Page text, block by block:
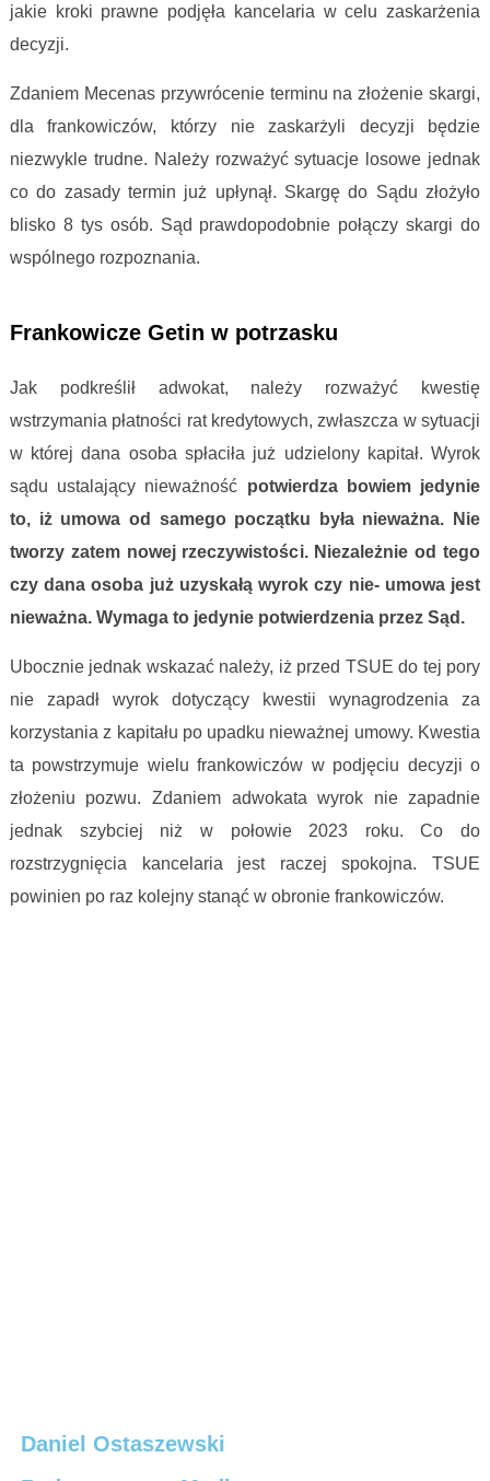
jakie kroki prawne podjęła kancelaria w celu zaskarżenia
decyzji.
Zdaniem Mecenas przywrócenie terminu na złożenie skargi,
dla frankowiczów, którzy nie zaskarżyli decyzji będzie
niezwykle trudne. Należy rozważyć sytuacje losowe jednak
co do zasady termin już upłynął. Skargę do Sądu złożyło
blisko 8 tys osób. Sąd prawdopodobnie połączy skargi do
wspólnego rozpoznania.
Frankowicze Getin w potrzasku
Jak podkreślił adwokat, należy rozważyć kwestię
wstrzymania płatności rat kredytowych, zwłaszcza w sytuacji
w której dana osoba spłaciła już udzielony kapitał. Wyrok
sądu ustalający nieważność potwierdza bowiem jedynie
to, iż umowa od samego początku była nieważna. Nie
tworzy zatem nowej rzeczywistości. Niezależnie od tego
czy dana osoba już uzyskałą wyrok czy nie- umowa jest
nieważna. Wymaga to jedynie potwierdzenia przez Sąd.
Ubocznie jednak wskazać należy, iż przed TSUE do tej pory
nie zapadł wyrok dotyczący kwestii wynagrodzenia za
korzystania z kapitału po upadku nieważnej umowy. Kwestia
ta powstrzymuje wielu frankowiczów w podjęciu decyzji o
złożeniu pozwu. Zdaniem adwokata wyrok nie zapadnie
jednak szybciej niż w połowie 2023 roku. Co do
rozstrzygnięcia kancelaria jest raczej spokojna. TSUE
powinien po raz kolejny stanąć w obronie frankowiczów.
Daniel Ostaszewski